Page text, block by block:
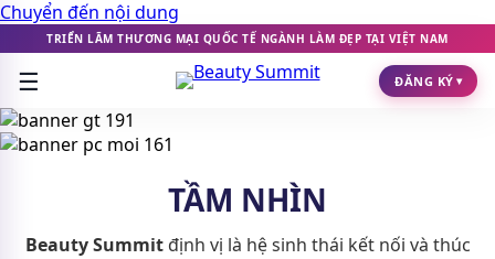
Chuyển đến nội dung
TRIỂN LÃM THƯƠNG MẠI QUỐC TẾ NGÀNH LÀM ĐẸP TẠI VIỆT NAM
☰ ĐĂNG KÝ ▾
TẦM NHÌN
Beauty Summitđịnh vị là hệ sinh thái kết nối và thúc